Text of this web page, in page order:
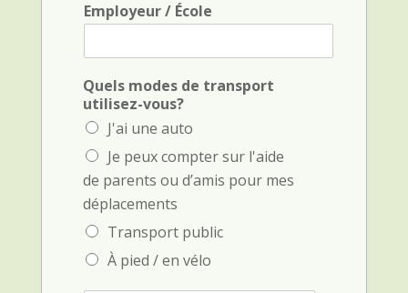
Employeur / École
Quels modes de transport
utilisez-vous?
J'ai une auto
Je peux compter sur l'aide
de parents ou d’amis pour mes
déplacements
Transport public
À pied / en vélo